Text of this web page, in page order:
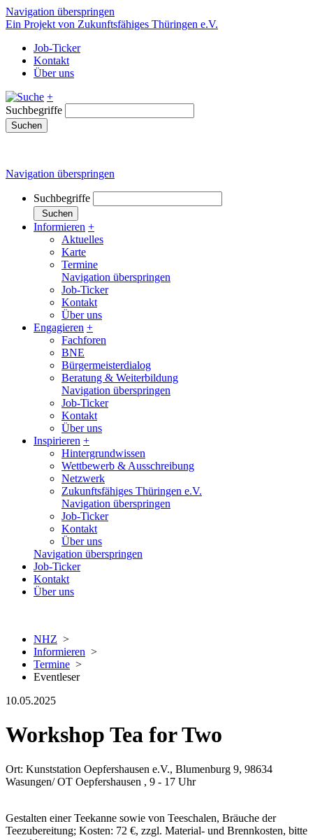
Navigation überspringen
Ein Projekt von Zukunftsfähiges Thüringen e.V.
Job-Ticker
Kontakt
Über uns
+
Suchbegriffe
Suchen
Navigation überspringen
Suchbegriffe
Suchen
Informieren +
Aktuelles
Karte
Termine
Navigation überspringen
Job-Ticker
Kontakt
Über uns
Engagieren +
Fachforen
BNE
Bürgermeisterdialog
Beratung & Weiterbildung
Navigation überspringen
Job-Ticker
Kontakt
Über uns
Inspirieren +
Hintergrundwissen
Wettbewerb & Ausschreibung
Netzwerk
Zukunftsfähiges Thüringen e.V.
Navigation überspringen
Job-Ticker
Kontakt
Über uns
Navigation überspringen
Job-Ticker
Kontakt
Über uns
NHZ >
Informieren >
Termine >
Eventleser
10.05.2025
Workshop Tea for Two
Ort: Kunststation Oepfershausen e.V., Blumenburg 9, 98634
Wasungen/ OT Oepfershausen , 9 - 17 Uhr
Gestalten einer Teekanne sowie von Teeschalen, Bräuche der
Teezubereitung; Kosten: 72 €, zzgl. Material- und Brennkosten, bitte